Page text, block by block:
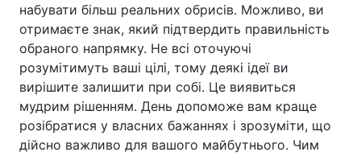
набувати більш реальних обрисів. Можливо, ви
отримаєте знак, який підтвердить правильність
обраного напрямку. Не всі оточуючі
розумітимуть ваші цілі, тому деякі ідеї ви
вирішите залишити при собі. Це виявиться
мудрим рішенням. День допоможе вам краще
розібратися у власних бажаннях і зрозуміти, що
дійсно важливо для вашого майбутнього. Чим